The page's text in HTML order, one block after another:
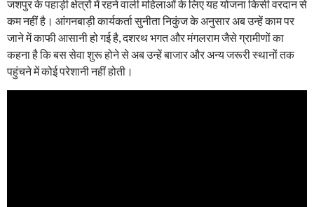
जशपुर के पहाड़ी क्षेत्रों में रहने वाली महिलाओं के लिए यह योजना किसी वरदान से
कम नहीं है। आंगनबाड़ी कार्यकर्ता सुनीता निकुंज के अनुसार अब उन्हें काम पर
जाने में काफी आसानी हो गई है, दशरथ भगत और मंगलराम जैसे ग्रामीणों का
कहना है कि बस सेवा शुरू होने से अब उन्हें बाजार और अन्य जरूरी स्थानों तक
पहुंचने में कोई परेशानी नहीं होती।